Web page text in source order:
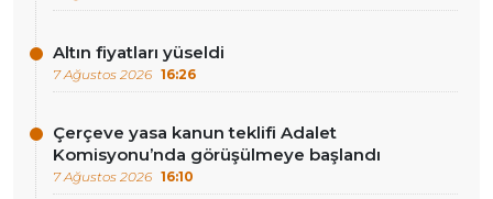
Altın fiyatları yüseldi
7 Ağustos 2026 16:26
Çerçeve yasa kanun teklifi Adalet
Komisyonu’nda görüşülmeye başlandı
7 Ağustos 2026 16:10